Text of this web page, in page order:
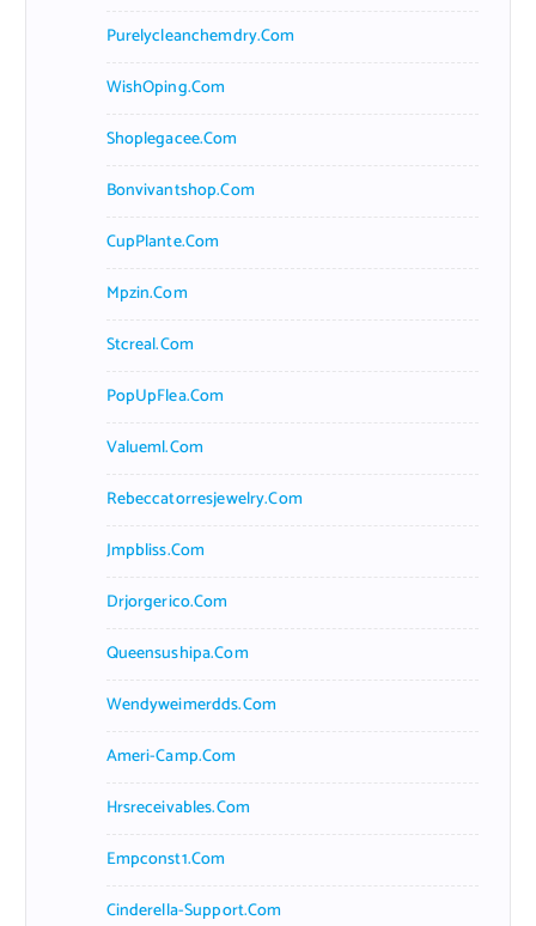
Purelycleanchemdry.com
WishOping.com
Shoplegacee.com
Bonvivantshop.com
CupPlante.com
Mpzin.com
Stcreal.com
PopUpFlea.com
Valueml.com
Rebeccatorresjewelry.com
Jmpbliss.com
Drjorgerico.com
Queensushipa.com
Wendyweimerdds.com
Ameri-Camp.com
Hrsreceivables.com
Empconst1.com
Cinderella-Support.com